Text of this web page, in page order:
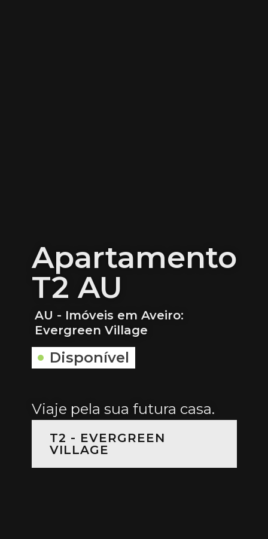
Apartamento
T2 AU
AU - Imóveis em Aveiro:
Evergreen Village
Disponível
Viaje pela sua futura casa.
T2 - EVERGREEN
VILLAGE